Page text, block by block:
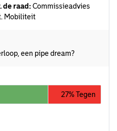
de raad:Commissieadvies
Mobiliteit
een pipe dream?
27% Tegen